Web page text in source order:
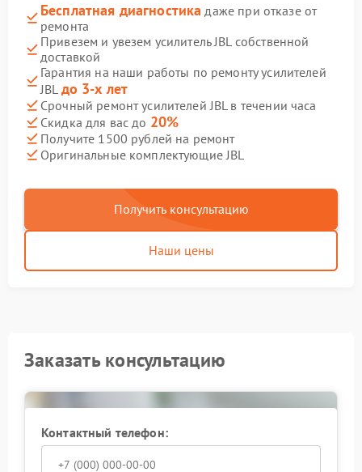
Бесплатная диагностика даже при отказе от
ремонта
Привезем и увезем усилитель JBL собственной
доставкой
Гарантия на наши работы по ремонту усилителей
JBL до 3-х лет
Срочный ремонт усилителей JBL в течении часа
Скидка для вас до 20%
Получите 1500 рублей на ремонт
Оригинальные комплектующие JBL
Получить консультацию
Наши цены
Заказать консультацию
Контактный телефон: